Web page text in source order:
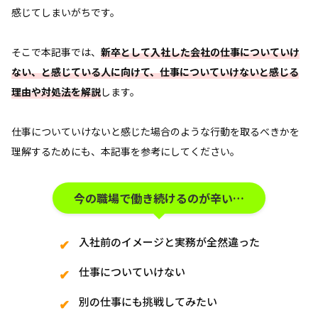
感じてしまいがちです。
そこで本記事では、 新卒として入社した会社の仕事についていけ
ない、と感じている人に向けて、仕事についていけないと感じる
理由や対処法を解説します。
仕事についていけないと感じた場合のような行動を取るべきかを
理解するためにも、本記事を参考にしてください。
今の職場で働き続けるのが辛い…
入社前のイメージと実務が全然違った
仕事についていけない
別の仕事にも挑戦してみたい